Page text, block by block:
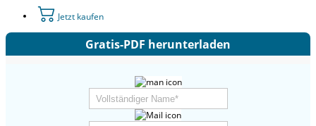
Jetzt kaufen
Gratis-PDF herunterladen